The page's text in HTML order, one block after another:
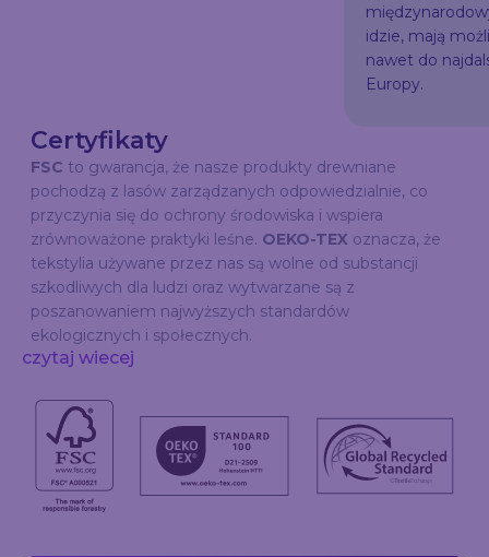
idzie, mają
nawet do
Europy.
Certyfikaty
FSC to gwarancja, że nasze produkty drewniane
pochodzą z lasów zarządzanych odpowiedzialnie, co
przyczynia się do ochrony środowiska i wspiera
zrównoważone praktyki leśne. OEKO-TEX oznacza, że
tekstylia używane przez nas są wolne od substancji
szkodliwych dla ludzi oraz wytwarzane są z
poszanowaniem najwyższych standardów
ekologicznych i społecznych.
czytaj wiecej